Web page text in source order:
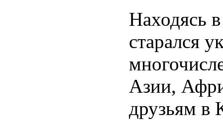
Находясь
старался
Азии,
друзьям в